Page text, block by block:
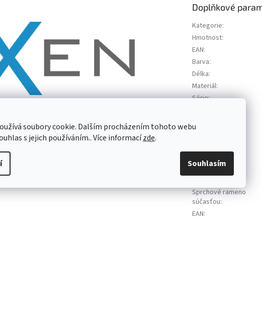
soubory cookie. Dalším procházením tohoto webu
s jejich používáním.. Více informacízde.
Souhlasím
Doplňkové
Kategorie:
Hmotnost:
EAN:
Barva:
Délka:
Materiál:
Série:
Typ:
Výrobce:
Sprchové rameno
súčasťou:
EAN: